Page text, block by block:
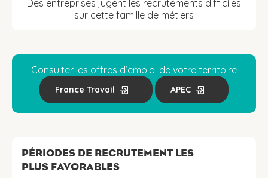
Des entreprises jugent les recrutements difficiles
sur cette famille de métiers
Consulter les offres d’emploi de votre territoire
France Travail APEC
PÉRIODES DE RECRUTEMENT LES
PLUS FAVORABLES